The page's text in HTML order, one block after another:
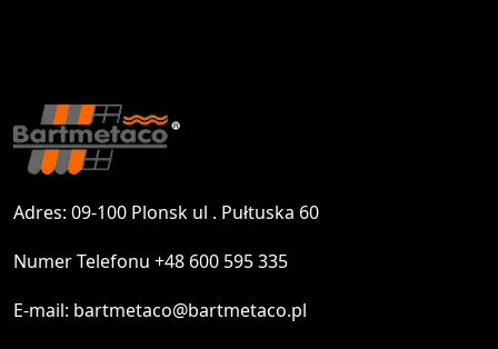
Adres: 09-100 Plonsk ul . Pułtuska 60
Numer Telefonu +48 600 595 335
E-mail: bartmetaco@bartmetaco.pl